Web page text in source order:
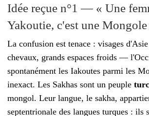
Idée reçue n°1 — « Une
Yakoutie, c'est une Mongole
La confusion est tenace : visages
chevaux, grands espaces froids —
spontanément les Iakoutes parmi les
inexact. Les Sakhas sont un peuple
mongol. Leur langue, le sakha,
septentrionale des langues turques : ils